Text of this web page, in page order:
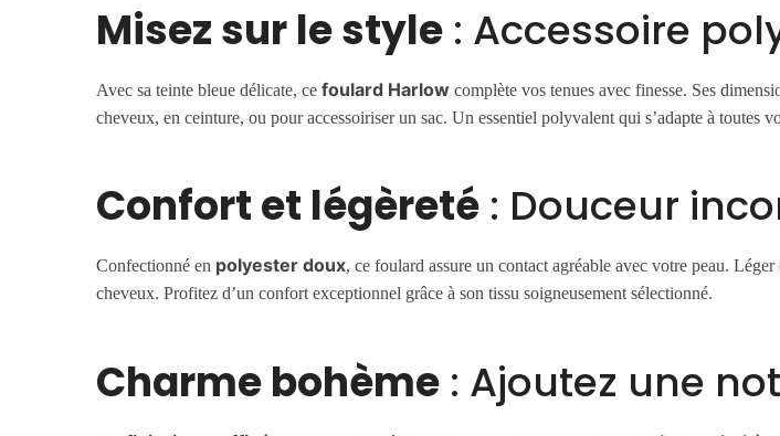
Misez sur le style : Accessoire
Avec sa teinte bleue délicate, cefoulard Harlow complète vos tenues avec finesse. Ses
cheveux, en ceinture, ou pour accessoiriser un sac. Un essentiel polyvalent qui s’adapte à toutes
Confort et légèreté : Douceur
Confectionné en polyester doux, ce foulard assure un contact agréable avec votre peau.
cheveux. Profitez d’un confort exceptionnel grâce à son tissu soigneusement sélectionné.
Charme bohème : Ajoutez une